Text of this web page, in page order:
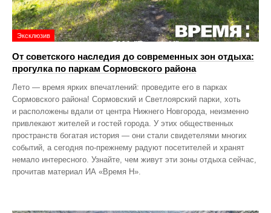
Эксклюзив
От советского наследия до современных зон отдыха:
прогулка по паркам Сормовского района
Лето — время ярких впечатлений: проведите его в парках
Сормовского района! Сормовский и Светлоярский парки, хоть
и расположены вдали от центра Нижнего Новгорода, неизменно
привлекают жителей и гостей города. У этих общественных
пространств богатая история — они стали свидетелями многих
событий, а сегодня по‑прежнему радуют посетителей и хранят
немало интересного. Узнайте, чем живут эти зоны отдыха сейчас,
прочитав материал ИА «Время Н».